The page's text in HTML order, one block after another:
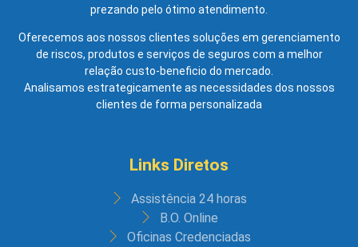
prezando pelo ótimo atendimento.
Oferecemos aos nossos clientes soluções em gerenciamento
de riscos, produtos e serviços de seguros com a melhor
relação custo-beneficio do mercado.
Analisamos estrategicamente as necessidades dos nossos
clientes de forma personalizada
Links Diretos
Assistência 24 horas
B.O. Online
Oficinas Credenciadas